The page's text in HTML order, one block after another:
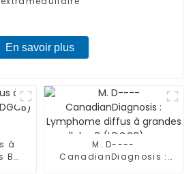
En savoir plus
à
B
M. D----
CanadianDiagnosis :